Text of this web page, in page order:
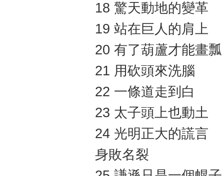
18 驚天動地的變革
19 站在巨人的肩上
20 有了葫蘆才能畫瓢
21 用砍頭來洗腦
22 一條道走到白
23 太子頭上也動土
24 光明正大的謊言
身敗名裂